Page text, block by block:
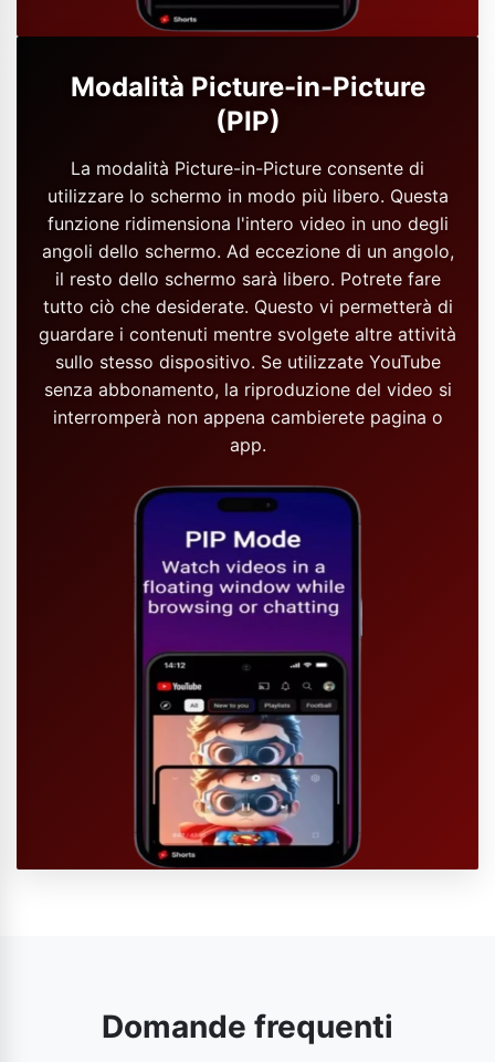
Modalità Picture-in-Picture
(PIP)
La modalità Picture-in-Picture consente di
utilizzare lo schermo in modo più libero. Questa
funzione ridimensiona l'intero video in uno degli
angoli dello schermo. Ad eccezione di un angolo,
il resto dello schermo sarà libero. Potrete fare
tutto ciò che desiderate. Questo vi permetterà di
guardare i contenuti mentre svolgete altre attività
sullo stesso dispositivo. Se utilizzate YouTube
senza abbonamento, la riproduzione del video si
interromperà non appena cambierete pagina o
app.
Domande frequenti